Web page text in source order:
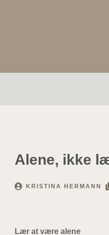
Alene, ikke
KRISTINA HERMANN
Lær at være alene